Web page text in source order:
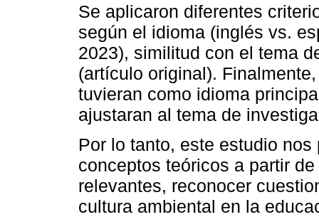
Se aplicaron diferentes
según el idioma (inglés vs.
2023), similitud con el tema
(artículo original).
tuvieran como idioma
ajustaran al tema de
Por lo tanto, este estudio
conceptos teóricos a partir
relevantes, reconocer
cultura ambiental en la